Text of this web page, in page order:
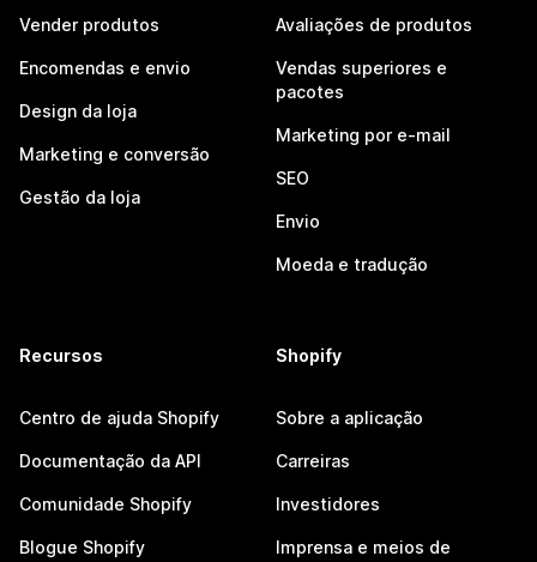
Vender produtos
Encomendas e envio
Design da loja
Marketing e conversão
Gestão da loja
Avaliações de produtos
Vendas superiores e
pacotes
Marketing por e-mail
SEO
Envio
Moeda e tradução
Recursos
Centro de ajuda Shopify
Documentação da API
Comunidade Shopify
Blogue Shopify
Shopify
Sobre a aplicação
Carreiras
Investidores
Imprensa e meios de